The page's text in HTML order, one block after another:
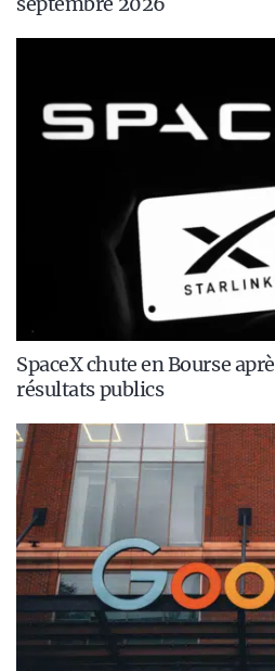
SpaceX chute en Bourse
résultats publics